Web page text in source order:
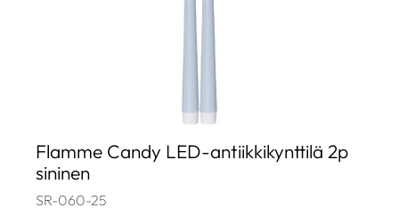
Flamme Candy LED-antiikkikynttilä 2p
sininen
SR-060-25